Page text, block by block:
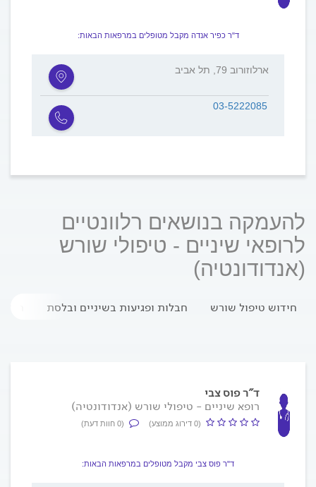
ד"ר כפיר אנדה מקבל מטופלים במרפאות הבאות:
ארלוזורוב 79, תל אביב
03-5222085
להעמקה בנושאים רלוונטיים
לרופאי שיניים - טיפולי שורש
(אנדודונטיה)
חידוש טיפול שורש חבלות ופגיעות בשיניים ובלסת
ד"ר פוס צבי
רופא שיניים - טיפולי שורש (אנדודונטיה)
(0 דירוג ממוצע) (0 חוות דעת)
ד"ר פוס צבי מקבל מטופלים במרפאות הבאות: